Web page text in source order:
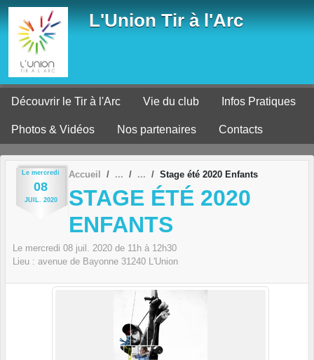
L'Union Tir à l'Arc
Découvrir le Tir à l'Arc Vie du club Infos Pratiques
Photos & Vidéos Nos partenaires Contacts
Le mercredi
08
JUIL. 2020
Accueil Stage été 2020 Enfants
STAGE ÉTÉ 2020
ENFANTS
Le mercredi 08 juil. 2020 de 11h à 12h30
Lieu : avenue de Bayonne 31240 L'Union
Panneau de gestion des cookies